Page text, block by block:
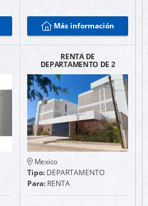
Más información
RENTA DE
DEPARTAMENTO DE 2
RECAMARAS EN
TEMOZÓN NORTE
Mexico
Tipo: DEPARTAMENTO
Para:RENTA